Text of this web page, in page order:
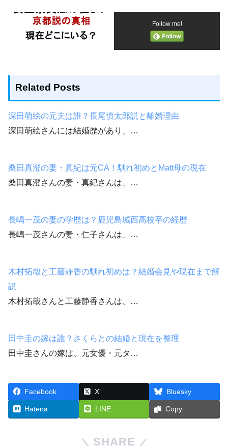
Follow me!
Related Posts
深田萌絵の元夫は誰？長尾慎太郎説と離婚理由
深田萌絵さんには結婚歴があり、…
桑田真澄の妻・真紀は元CA！馴れ初めとMatt母の現在
桑田真澄さんの妻・真紀さんは、…
長嶋一茂の妻の学歴は？鹿児島城西高校卒の経歴
長嶋一茂さんの妻・仁子さんは、…
木村拓哉と工藤静香の馴れ初めは？結婚会見や現在まで解
説
木村拓哉さんと工藤静香さんは、…
田中圭の嫁は誰？さくらとの結婚と現在を整理
田中圭さんの嫁は、元女優・元タ…
Facebook X Bluesky
Hatena LINE Copy
SHARE